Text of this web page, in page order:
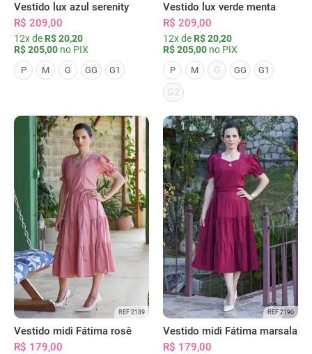
Vestido lux azul serenity
R$ 209,00
12x de R$ 20,20
R$ 205,00 no PIX
P M G GG G1
Vestido lux verde menta
R$ 209,00
12x de R$ 20,20
R$ 205,00 no PIX
P M G GG G1
G2
REF 2189
Vestido midi Fátima rosê
R$ 179,00
REF 2190
Vestido midi Fátima marsala
R$ 179,00